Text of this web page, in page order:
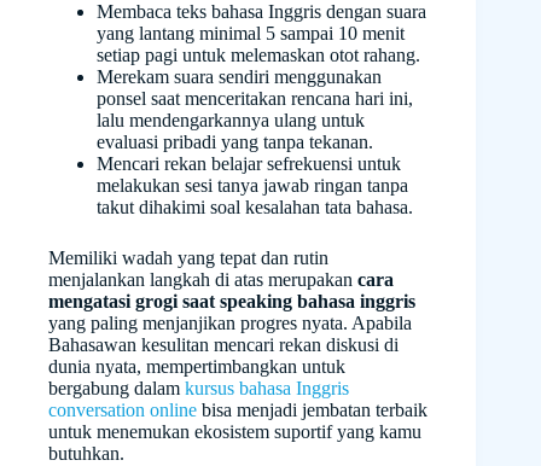
Membaca teks bahasa Inggris dengan suara
yang lantang minimal 5 sampai 10 menit
setiap pagi untuk melemaskan otot rahang.
Merekam suara sendiri menggunakan
ponsel saat menceritakan rencana hari ini,
lalu mendengarkannya ulang untuk
evaluasi pribadi yang tanpa tekanan.
Mencari rekan belajar sefrekuensi untuk
melakukan sesi tanya jawab ringan tanpa
takut dihakimi soal kesalahan tata bahasa.
Memiliki wadah yang tepat dan rutin
menjalankan langkah di atas merupakan cara
mengatasi grogi saat speaking bahasa inggris
yang paling menjanjikan progres nyata. Apabila
Bahasawan kesulitan mencari rekan diskusi di
dunia nyata, mempertimbangkan untuk
bergabung dalam kursus bahasa Inggris
conversation online bisa menjadi jembatan terbaik
untuk menemukan ekosistem suportif yang kamu
butuhkan.